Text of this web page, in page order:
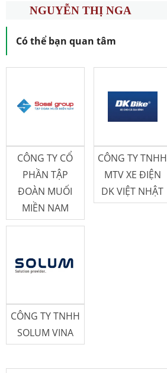
NGUYỄN THỊ NGA
Có thể bạn quan tâm
CÔNG TY CỔ
PHẦN TẬP
ĐOÀN MUỐI
MIỀN NAM
CÔNG TY TNHH
MTV XE ĐIỆN
DK VIỆT NHẬT
CÔNG TY TNHH
SOLUM VINA